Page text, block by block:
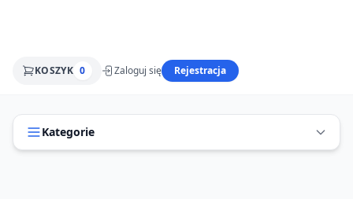
KOSZYK 0 Zaloguj się Rejestracja
Kategorie